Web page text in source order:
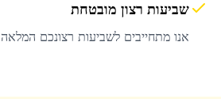
שביעות רצון מובטחת
אנו מתחייבים לשביעות רצונכם המלאה